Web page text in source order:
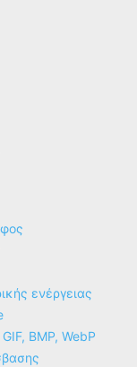
ενέργειας
BMP, WebP